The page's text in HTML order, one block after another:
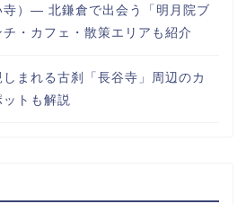
寺）― 北鎌倉で出会う「明月院ブ
・カフェ・散策エリアも紹介
まれる古刹「長谷寺」周辺のカ
トも解説